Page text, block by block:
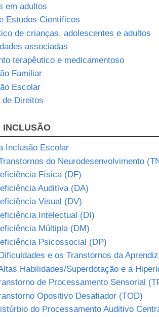
em adultos
Estudos Científicos
de crianças, adolescentes e adultos
associadas
terapêutico e medicamentoso
Familiar
Escolar
de Direitos
INCLUSÃO
Inclusão Escolar
do Neurodesenvolvimento
Física (DF)
Auditiva (DA)
Visual (DV)
Intelectual (DI)
Múltipla (DM)
Psicossocial (DP)
e os Transtornos da
Habilidades/Superdotação e a
de Processamento Sensorial
Opositivo Desafiador (TOD)
do Processamento Auditivo